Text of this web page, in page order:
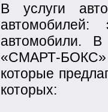
В услуги
автомобили.
«СМАРТ-
которые
которых: